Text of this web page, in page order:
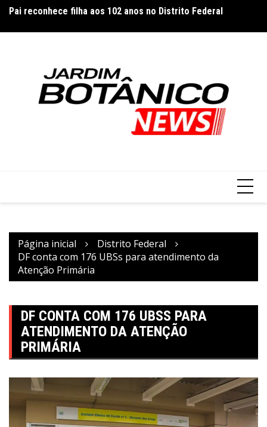
o
Pai reconhece filha aos 102 anos no Distrito Federal
Página inicial
Distrito Federal
DF conta com 176 UBSs para atendimento da
Atenção Primária
DF CONTA COM 176 UBSS PARA
ATENDIMENTO DA ATENÇÃO
PRIMÁRIA